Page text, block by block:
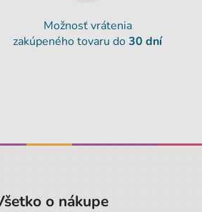
Možnosť vrátenia
zakúpeného tovaru do30 dní
o nákupe